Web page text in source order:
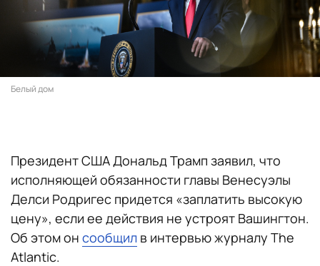
Белый дом
Президент США Дональд Трамп заявил, что
исполняющей обязанности главы Венесуэлы
Делси Родригес придется «заплатить высокую
цену», если ее действия не устроят Вашингтон.
Об этом он сообщил в интервью журналу The
Atlantic.